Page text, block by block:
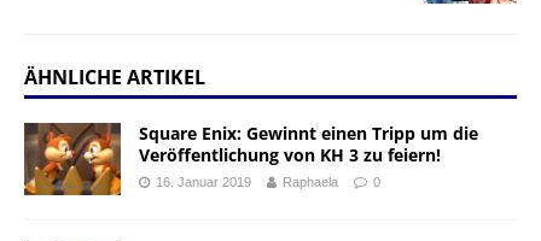
ÄHNLICHE ARTIKEL
Square Enix: Gewinnt einen Tripp um die
Veröffentlichung von KH 3 zu feiern!
16. Januar 2019 Raphaela 0